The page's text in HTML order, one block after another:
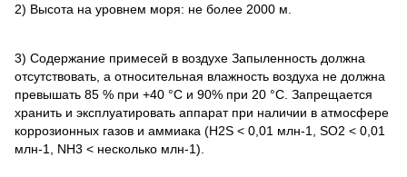
2) Высота на уровнем моря: не более 2000 м.
3) Содержание примесей в воздухе Запыленность должна
отсутствовать, а относительная влажность воздуха не должна
превышать 85 % при +40 °C и 90% при 20 °C. Запрещается
хранить и эксплуатировать аппарат при наличии в атмосфере
коррозионных газов и аммиака (H2S < 0,01 млн-1, SO2 < 0,01
млн-1, NH3 < несколько млн-1).